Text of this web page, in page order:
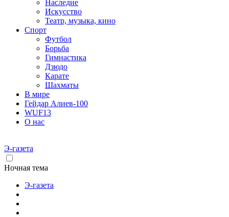
Наследие
Искусство
Театр, музыка, кино
Спорт
Футбол
Борьба
Гимнастика
Дзюдо
Карате
Шахматы
В мире
Гейдар Алиев-100
WUF13
О нас
Э-газета
Ночная тема
Э-газета